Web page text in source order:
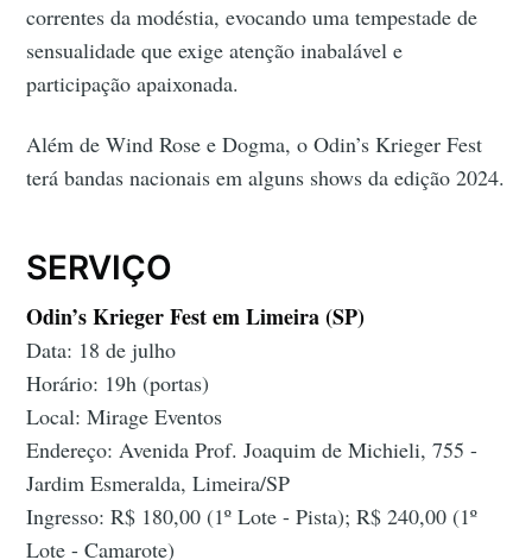
correntes da modéstia, evocando uma tempestade de
sensualidade que exige atenção inabalável e
participação apaixonada.
Além de Wind Rose e Dogma, o Odin’s Krieger Fest
terá bandas nacionais em alguns shows da edição 2024.
SERVIÇO
Odin’s Krieger Fest em Limeira (SP)
Data: 18 de julho
Horário: 19h (portas)
Local: Mirage Eventos
Endereço: Avenida Prof. Joaquim de Michieli, 755 -
Jardim Esmeralda, Limeira/SP
Ingresso: R$ 180,00 (1º Lote - Pista); R$ 240,00 (1º
Lote - Camarote)